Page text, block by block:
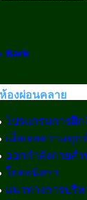
Back
ห้องผ่อนคลาย
โปรแกรมการฝึ
เมื่อเจอความทุก
ออกกำลังกายสำ
โยคะนิทรา
แนวทางการบริห